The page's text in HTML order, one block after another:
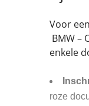
Voor
BMW –
enkele
roze